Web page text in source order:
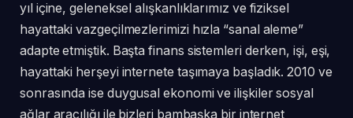
yıl içine, geleneksel alışkanlıklarımız ve fiziksel
hayattaki vazgeçilmezlerimizi hızla “sanal aleme”
adapte etmiştik. Başta finans sistemleri derken, işi, eşi,
hayattaki herşeyi internete taşımaya başladık. 2010 ve
sonrasında ise duygusal ekonomi ve ilişkiler sosyal
ağlar aracılığı ile bizleri bambaşka bir internet